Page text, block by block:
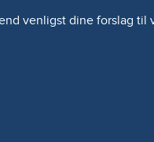
venligst dine forslag til